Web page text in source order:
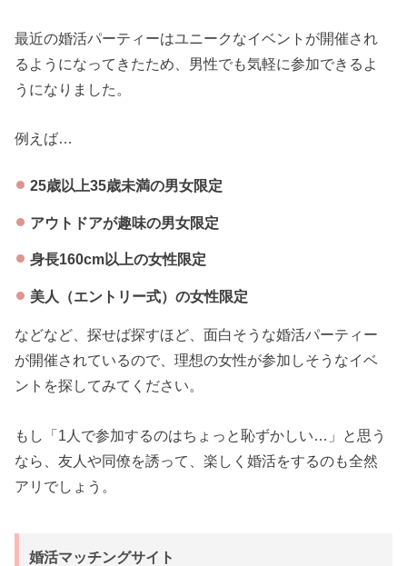
最近の婚活パーティーはユニークなイベントが開催され
るようになってきたため、男性でも気軽に参加できるよ
うになりました。
例えば…
25歳以上35歳未満の男女限定
アウトドアが趣味の男女限定
身長160cm以上の女性限定
美人（エントリー式）の女性限定
などなど、探せば探すほど、面白そうな婚活パーティー
が開催されているので、理想の女性が参加しそうなイベ
ントを探してみてください。
もし「1人で参加するのはちょっと恥ずかしい…」と思う
なら、友人や同僚を誘って、楽しく婚活をするのも全然
アリでしょう。
婚活マッチングサイト